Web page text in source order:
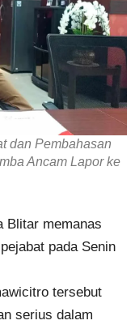
dan Pembahasan
Ancam Lapor ke
Blitar memanas
pada Senin
tersebut
serius dalam